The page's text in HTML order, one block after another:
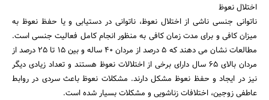
اختلال نعوظ
ناتوانی جنسی ناشی از اختلال نعوظ، ناتوانی در دستیابی و یا حفظ نعوظ به
میزان کافی و برای مدت زمان کافی به منظور انجام کامل فعالیت جنسی است.
مطالعات نشان می دهند که 5 درصد از مردان 40 ساله و بین 15 تا 25 درصد از
مردان بالای 65 سال دارای برخی از اختلالات نعوظ هستند و تعداد زیادی دیگر
نیز در ایجاد و حفظ نعوظ مشکل دارند. مشکلات نعوظ باعث سردی در روابط
عاطفی زوجین، اختلافات زناشویی و مشکلات بسیار شده است.